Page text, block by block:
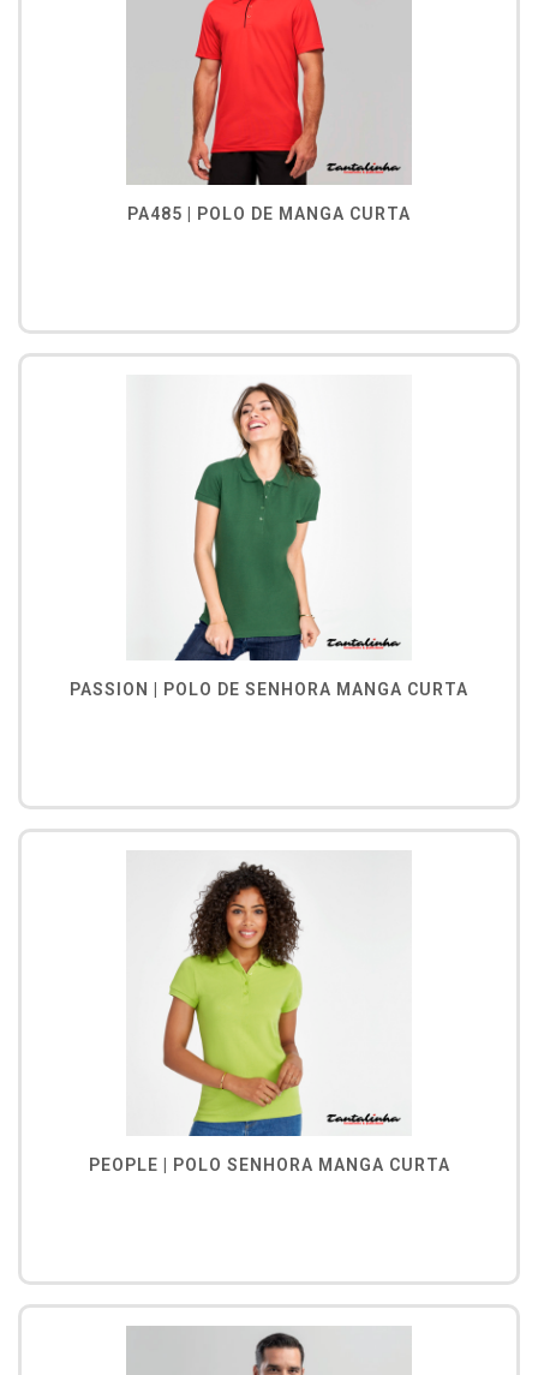
PA485 | POLO DE MANGA CURTA
PASSION | POLO DE SENHORA MANGA CURTA
PEOPLE | POLO SENHORA MANGA CURTA